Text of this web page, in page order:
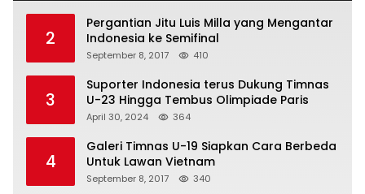
2
Pergantian Jitu Luis Milla yang Mengantar
Indonesia ke Semifinal
September 8, 2017 410
3
Suporter Indonesia terus Dukung Timnas
U-23 Hingga Tembus Olimpiade Paris
April 30, 2024 364
4
Galeri Timnas U-19 Siapkan Cara Berbeda
Untuk Lawan Vietnam
September 8, 2017 340